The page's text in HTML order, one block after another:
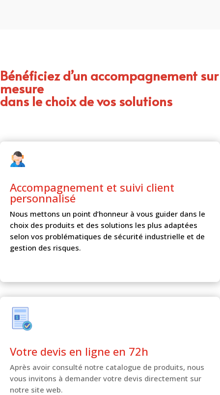
Bénéficiez d’un accompagnement sur
mesure
dans le choix de vos solutions
Accompagnement et suivi client
personnalisé
Nous mettons un point d’honneur à vous guider dans le
choix des produits et des solutions les plus adaptées
selon vos problématiques de sécurité industrielle et de
gestion des risques.
Votre devis en ligne en 72h
Après avoir consulté notre catalogue de produits, nous
vous invitons à demander votre devis directement sur
notre site web.